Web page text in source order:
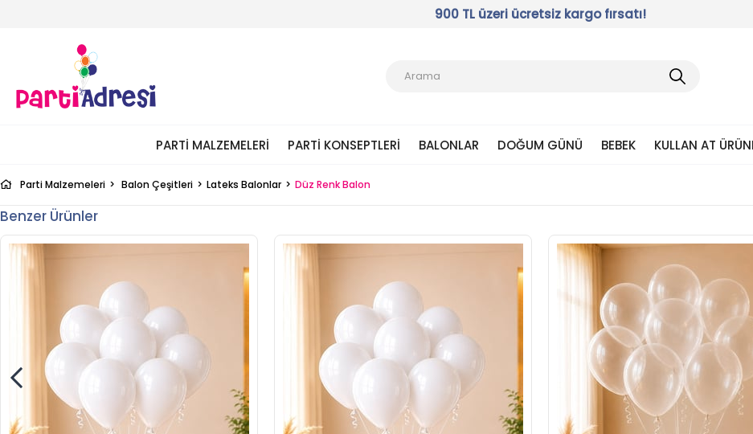
900 TL üzeri ücretsiz kargo fırsatı!
PARTI MALZEMELERI PARTI KONSEPTLERI BALONLAR DOĞUM GÜNÜ BEBEK KULLAN AT
Parti Malzemeleri Balon Çeşitleri Lateks Balonlar Düz Renk Balon
Benzer Ürünler